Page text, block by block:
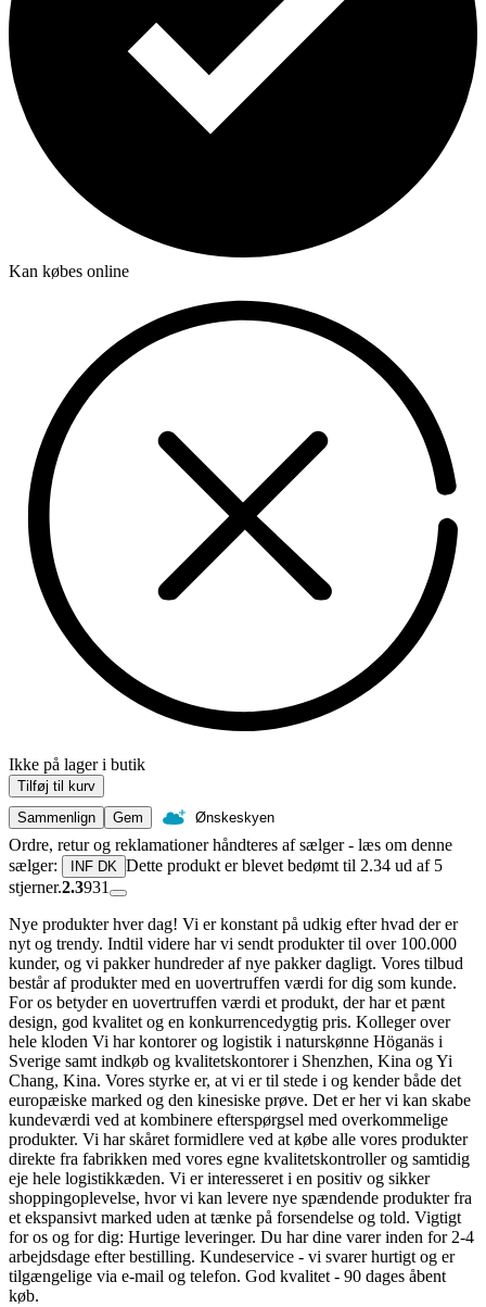
Kan købes online
Ikke på lager i butik
Tilføj til kurv
Sammenlign
Gem Ønskeskyen
Ordre, retur og reklamationer håndteres af sælger - læs om denne
sælger:
INF DK Dette produkt er blevet bedømt til 2.34 ud af 5
stjerner.2.3931
Nye produkter hver dag! Vi er konstant på udkig efter hvad der er
nyt og trendy. Indtil videre har vi sendt produkter til over 100.000
kunder, og vi pakker hundreder af nye pakker dagligt. Vores tilbud
består af produkter med en uovertruffen værdi for dig som kunde.
For os betyder en uovertruffen værdi et produkt, der har et pænt
design, god kvalitet og en konkurrencedygtig pris. Kolleger over
hele kloden Vi har kontorer og logistik i naturskønne Höganäs i
Sverige samt indkøb og kvalitetskontorer i Shenzhen, Kina og Yi
Chang, Kina. Vores styrke er, at vi er til stede i og kender både det
europæiske marked og den kinesiske prøve. Det er her vi kan skabe
kundeværdi ved at kombinere efterspørgsel med overkommelige
produkter. Vi har skåret formidlere ved at købe alle vores produkter
direkte fra fabrikken med vores egne kvalitetskontroller og samtidig
eje hele logistikkæden. Vi er interesseret i en positiv og sikker
shoppingoplevelse, hvor vi kan levere nye spændende produkter fra
et ekspansivt marked uden at tænke på forsendelse og told. Vigtigt
for os og for dig: Hurtige leveringer. Du har dine varer inden for 2-4
arbejdsdage efter bestilling. Kundeservice - vi svarer hurtigt og er
tilgængelige via e-mail og telefon. God kvalitet - 90 dages åbent
køb.